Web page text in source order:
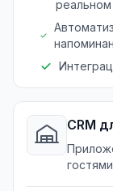
CRM